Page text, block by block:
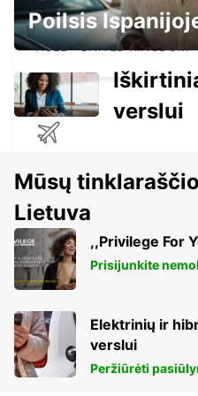
HULL
HULL - UNITED KINGDOM
EDINBURGH - UNITED
MANCHESTER
MANCHESTER - UNITED
Poilsis
verslui
Mūsų
Lietuva
,,Privilege For
Prisijunkite
Elektrinių ir
verslui
Peržiūrėti